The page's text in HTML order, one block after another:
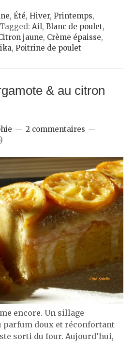
,Été,Hiver,Printemps,
Tagged: Ail,Blanc de poulet,
jaune, Crème épaisse,
,Poitrine de poulet
& au citron
2 commentaires
encore. Un sillage
parfum doux et réconfortant
sorti du four. Aujourd’hui,